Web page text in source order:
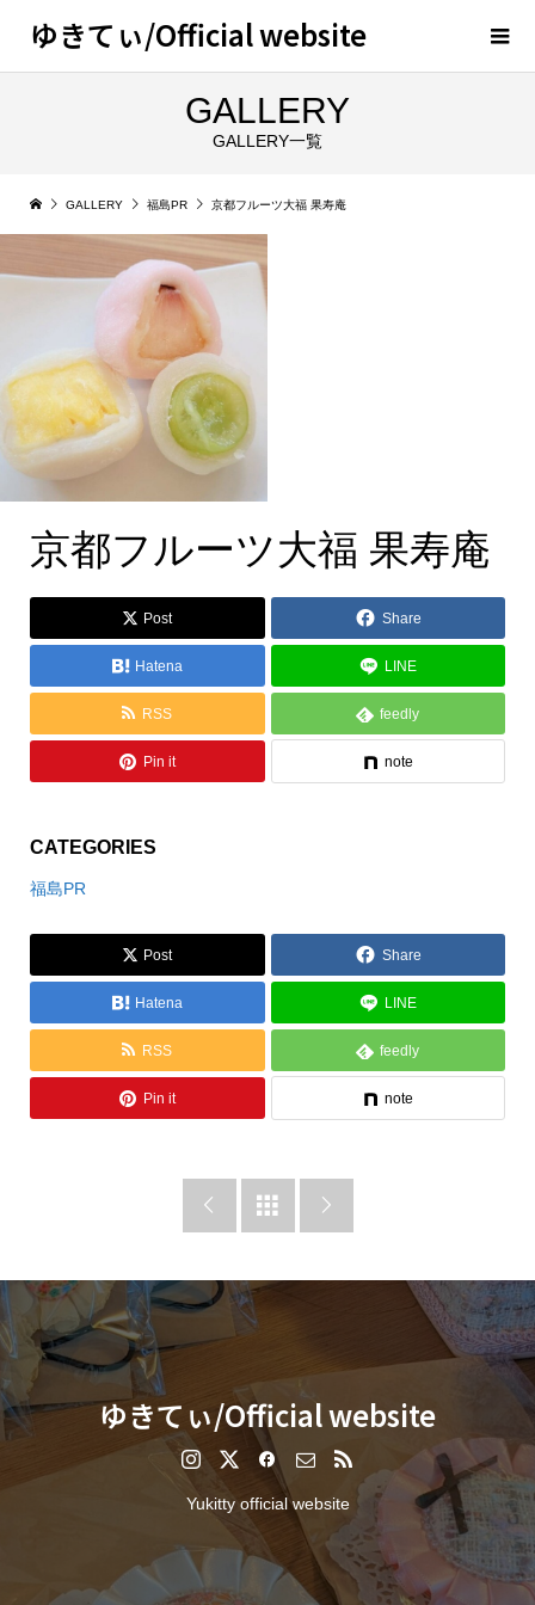
ゆきてぃ/Official website
GALLERY
GALLERY一覧
GALLERY 福島PR 京都フルーツ大福 果寿庵
京都フルーツ大福
京都フルーツ大福 果寿庵
Post Share
Hatena LINE
RSS feedly
Pin it note
CATEGORIES
福島PR
Post Share
Hatena LINE
RSS feedly
Pin it note
  
ゆきてぃ/Official website
Yukitty official website